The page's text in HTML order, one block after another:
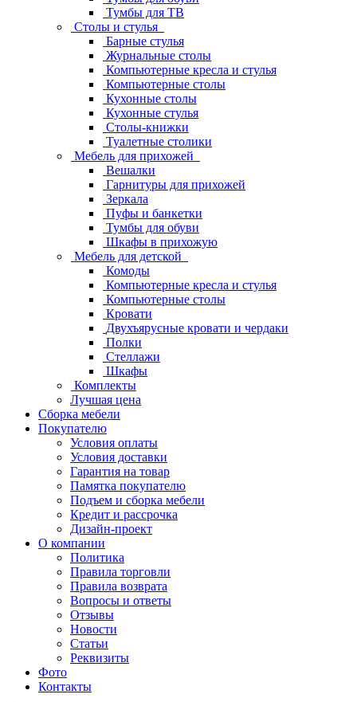
Тумбы для ТВ
Столы и стулья
Барные стулья
Журнальные столы
Компьютерные кресла и стулья
Компьютерные столы
Кухонные столы
Кухонные стулья
Столы-книжки
Туалетные столики
Мебель для прихожей
Вешалки
Гарнитуры для прихожей
Зеркала
Пуфы и банкетки
Тумбы для обуви
Шкафы в прихожую
Мебель для детской
Комоды
Компьютерные кресла и стулья
Компьютерные столы
Кровати
Двухъярусные кровати и чердаки
Полки
Стеллажи
Шкафы
Комплекты
Лучшая цена
Сборка мебели
Покупателю
Условия оплаты
Условия доставки
Гарантия на товар
Памятка покупателю
Подъем и сборка мебели
Кредит и рассрочка
Дизайн-проект
О компании
Политика
Правила торговли
Правила возврата
Вопросы и ответы
Отзывы
Новости
Статьи
Реквизиты
Фото
Контакты